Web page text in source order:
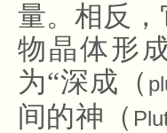
量。相反
物晶体形
为“深成（
间的神（